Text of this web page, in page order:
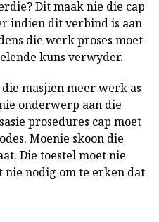
Dit maak nie die cap
indien dit verbind is aan
die werk proses moet
kuns verwyder.
masjien meer werk as
onderwerp aan die
prosedures cap moet
Moenie skoon die
Die toestel moet nie
nie nodig om te erken dat